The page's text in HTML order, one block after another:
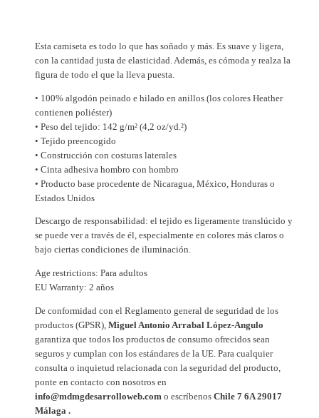
Esta camiseta es todo lo que has soñado y más. Es suave y ligera,
con la cantidad justa de elasticidad. Además, es cómoda y realza la
figura de todo el que la lleva puesta.
• 100% algodón peinado e hilado en anillos (los colores Heather
contienen poliéster)
• Peso del tejido: 142 g/m² (4,2 oz/yd.²)
• Tejido preencogido
• Construcción con costuras laterales
• Cinta adhesiva hombro con hombro
• Producto base procedente de Nicaragua, México, Honduras o
Estados Unidos
Descargo de responsabilidad: el tejido es ligeramente translúcido y
se puede ver a través de él, especialmente en colores más claros o
bajo ciertas condiciones de iluminación.
Age restrictions: Para adultos
EU Warranty: 2 años
De conformidad con el Reglamento general de seguridad de los
productos (GPSR), Miguel Antonio Arrabal López-Angulo
garantiza que todos los productos de consumo ofrecidos sean
seguros y cumplan con los estándares de la UE. Para cualquier
consulta o inquietud relacionada con la seguridad del producto,
ponte en contacto con nosotros en
info@mdmgdesarrolloweb.como escríbenos Chile 7 6A 29017
Málaga .